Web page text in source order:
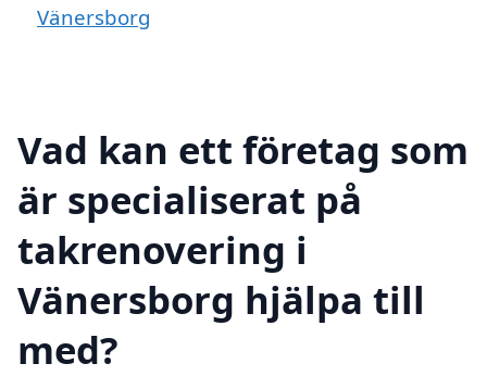
Vänersborg
Vad kan ett företag som
är specialiserat på
takrenovering i
Vänersborg hjälpa till
med?